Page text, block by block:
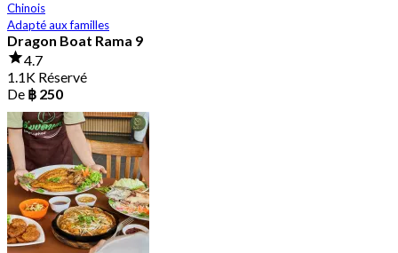
Chinois
Adapté aux familles
Dragon Boat Rama 9
4.7
1.1K Réservé
De ฿ 250